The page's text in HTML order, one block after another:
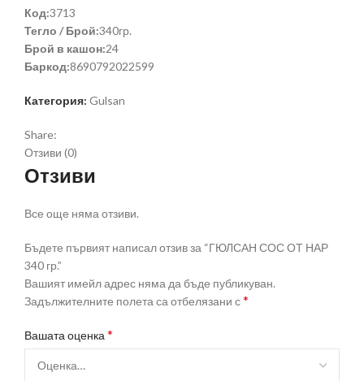
Код:3713
Тегло / Брой:340гр.
Брой в кашон:24
Баркод:8690792022599
Категория: Gulsan
Share:
Отзиви (0)
Отзиви
Все още няма отзиви.
Бъдете първият написал отзив за “ГЮЛСАН СОС ОТ НАР
340 гр.”
Вашият имейл адрес няма да бъде публикуван.
Задължителните полета са отбелязани с*
Вашата оценка *